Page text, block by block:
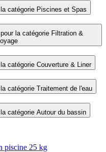
catégorie Piscines et Spas
la catégorie Filtration &
catégorie Couverture & Liner
catégorie Traitement de l'eau
catégorie Autour du bassin
piscine 25 kg